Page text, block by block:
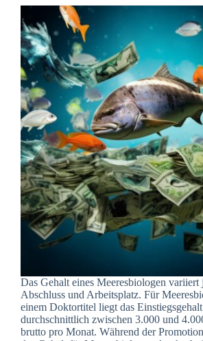
Das Gehalt eines Meeresbiologen variiert
Abschluss und Arbeitsplatz. Für
einem Doktortitel liegt das Einstiegsgehalt
durchschnittlich zwischen 3.000 und
brutto pro Monat. Während der